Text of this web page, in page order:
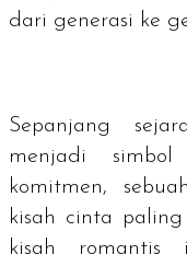
dari generasi ke
Sepanjang
menjadi
komitmen,
kisah cinta
kisah